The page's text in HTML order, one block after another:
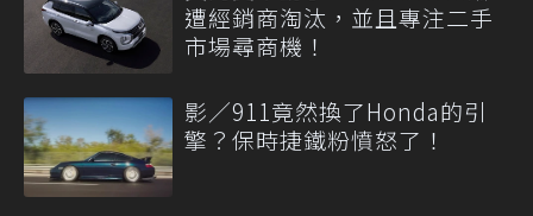
遭經銷商淘汰，並且專注二手
市場尋商機！
影／911竟然換了Honda的引
擎？保時捷鐵粉憤怒了！